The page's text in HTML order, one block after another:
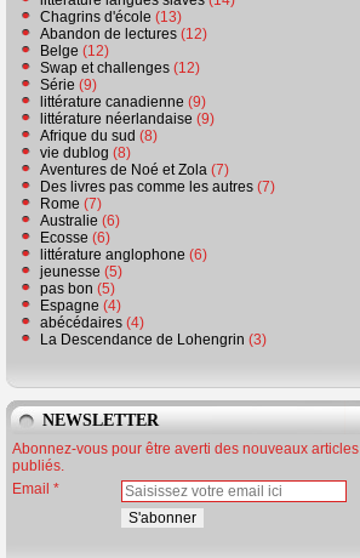
Chagrins d'école (13)
Abandon de lectures (12)
Belge (12)
Swap et challenges (12)
Série (9)
littérature canadienne (9)
littérature néerlandaise (9)
Afrique du sud (8)
vie dublog (8)
Aventures de Noé et Zola (7)
Des livres pas comme les autres (7)
Rome (7)
Australie (6)
Ecosse (6)
littérature anglophone (6)
jeunesse (5)
pas bon (5)
Espagne (4)
abécédaires (4)
La Descendance de Lohengrin (3)
NEWSLETTER
Abonnez-vous pour être averti des nouveaux articles
publiés.
Email